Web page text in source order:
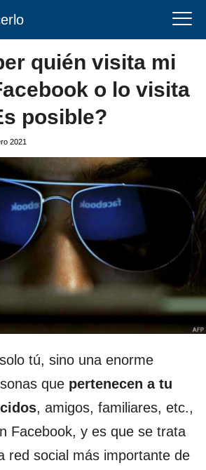
quién visita mi
o lo visita
posible?
2021
tú, sino una enorme
que pertenecen a tu
, amigos, familiares, etc.,
Facebook, y es que se trata
red social más importante de